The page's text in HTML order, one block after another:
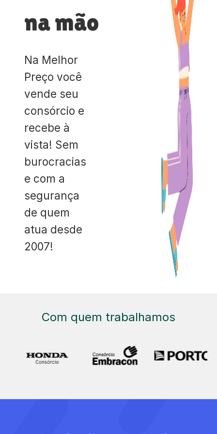
na mão
Na Melhor
Preço você
vende seu
consórcio e
recebe à
vista! Sem
burocracias
e com a
segurança
de quem
atua desde
2007!
Com quem trabalhamos